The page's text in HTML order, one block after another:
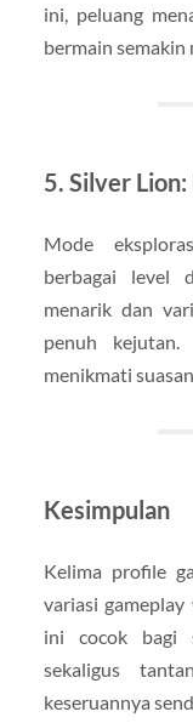
ini, peluang
bermain semakin
5. Silver
Mode
berbagai level
menarik dan
penuh kejutan.
menikmati
Kesimpulan
Kelima profile
variasi
ini cocok bagi
sekaligus
keseruannya